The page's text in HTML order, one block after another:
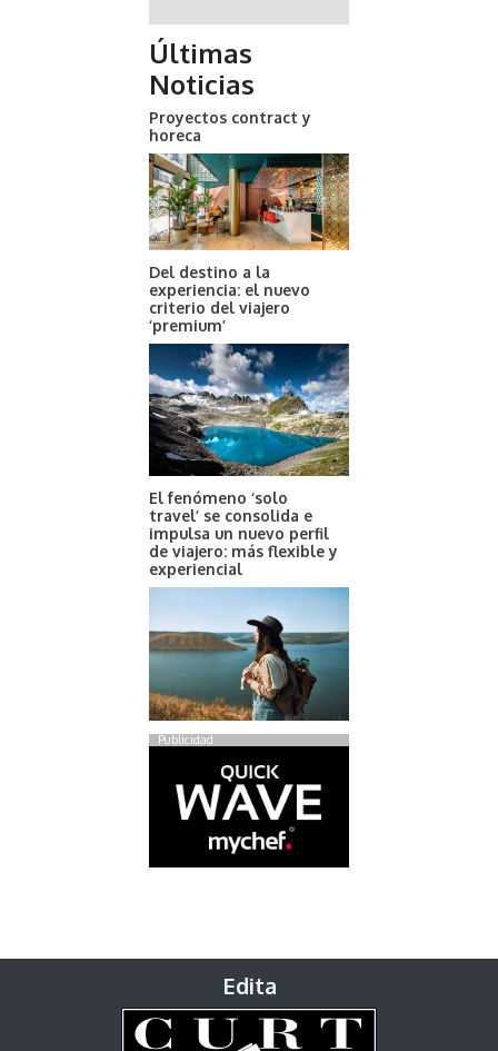
Últimas
Noticias
Proyectos contract y
horeca
Del destino a la
experiencia: el nuevo
criterio del viajero
‘premium’
El fenómeno ‘solo
travel’ se consolida e
impulsa un nuevo perfil
de viajero: más flexible y
experiencial
Publicidad
Edita